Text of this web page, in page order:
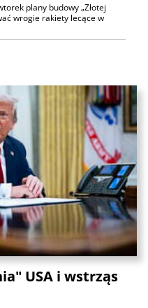
plany budowy „Złotej
wrogie rakiety lecące w
USA i wstrząs